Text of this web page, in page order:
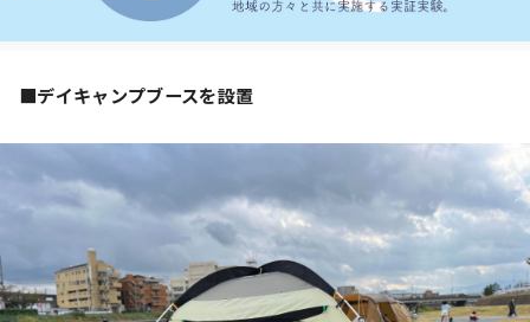
■デイキャンプブースを設置